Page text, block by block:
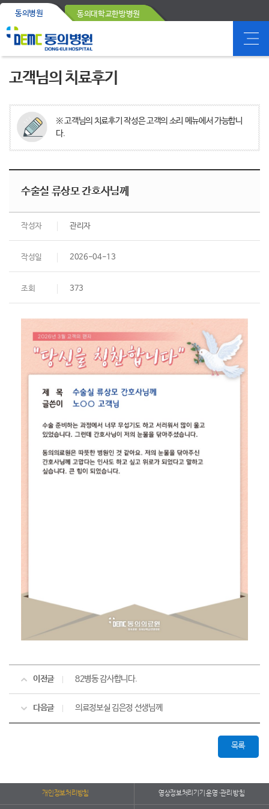
동의병원 동의대학교한방병원
고객님의 치료후기
※ 고객님의 치료후기 작성은 고객의 소리 메뉴에서 가능합니
다.
수술실 류상모 간호사님께
작성자 관리자
작성일 2026-04-13
조회 373
이전글 82병동 감사합니다.
다음글 의료정보실 김은정 선생님께
목록
개인정보처리방침 영상정보처리기기 운영·관리 방침